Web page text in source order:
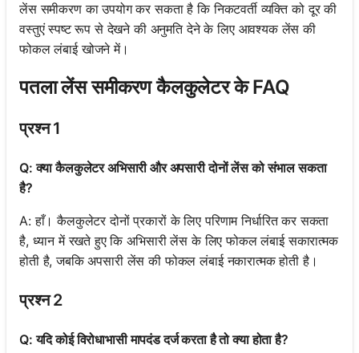
लेंस समीकरण का उपयोग कर सकता है कि निकटवर्ती व्यक्ति को दूर की
वस्तुएं स्पष्ट रूप से देखने की अनुमति देने के लिए आवश्यक लेंस की
फोकल लंबाई खोजने में।
पतला लेंस समीकरण कैलकुलेटर के FAQ
प्रश्न 1
Q: क्या कैलकुलेटर अभिसारी और अपसारी दोनों लेंस को संभाल सकता
है?
A: हाँ। कैलकुलेटर दोनों प्रकारों के लिए परिणाम निर्धारित कर सकता
है, ध्यान में रखते हुए कि अभिसारी लेंस के लिए फोकल लंबाई सकारात्मक
होती है, जबकि अपसारी लेंस की फोकल लंबाई नकारात्मक होती है।
प्रश्न 2
Q: यदि कोई विरोधाभासी मापदंड दर्ज करता है तो क्या होता है?